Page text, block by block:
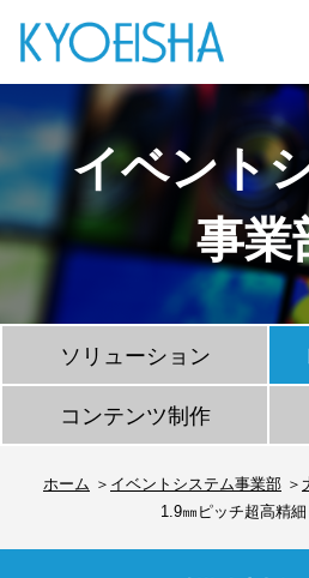
イベント
事業
ソリューション
コンテンツ制作
ホーム イベントシステム事業部
1.9㎜ピッチ超高精